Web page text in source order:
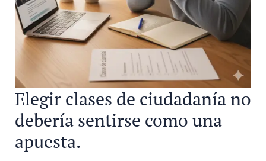
Elegir clases de ciudadanía no
debería sentirse como una
apuesta.